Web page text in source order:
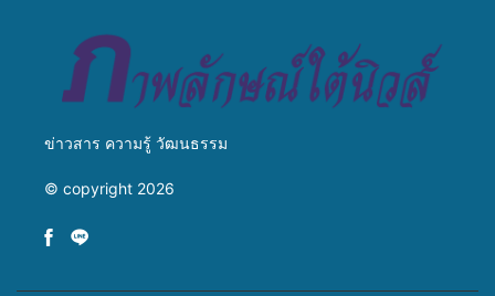
ข่าวสาร ความรู้ วัฒนธรรม
© copyright 2026